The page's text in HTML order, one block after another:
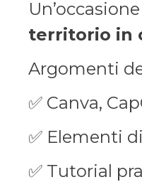
territorio in
Argomenti
✅ Canva,
✅ Elementi
✅ Tutorial